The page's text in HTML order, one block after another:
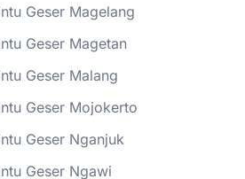
Geser Magelang
Geser Magetan
Geser Malang
Geser Mojokerto
Geser Nganjuk
Geser Ngawi